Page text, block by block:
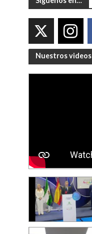
Nuestros videos